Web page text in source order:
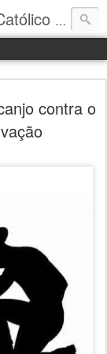
Caê Texugueiro, Florestal/MG - Católico Praticante
contra o